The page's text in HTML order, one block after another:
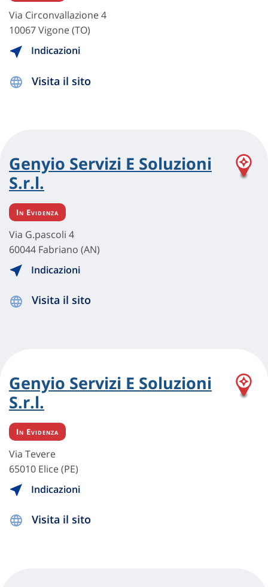
Via Circonvallazione 4
10067 Vigone (TO)
Indicazioni
Visita il sito
Genyio Servizi E Soluzioni
S.r.l.
In Evidenza
Via G.pascoli 4
60044 Fabriano (AN)
Indicazioni
Visita il sito
Genyio Servizi E Soluzioni
S.r.l.
In Evidenza
Via Tevere
65010 Elice (PE)
Indicazioni
Visita il sito